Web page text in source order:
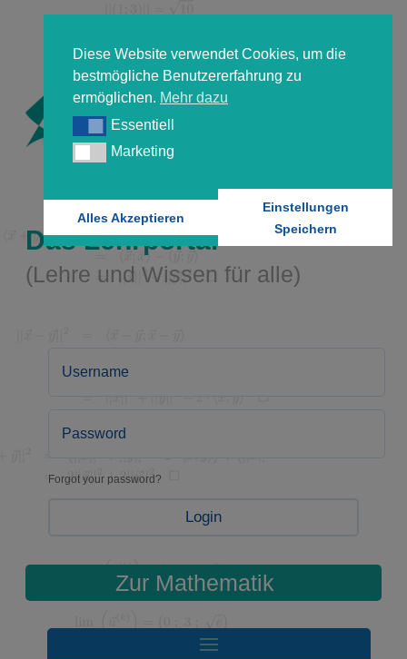
Diese Website verwendet Cookies, um die
bestmögliche Benutzererfahrung zu
ermöglichen. Mehr dazu
EssentiellEssentiell
MarketingMarketing
Alles Akzeptieren
Einstellungen
Speichern
Das Lehrportal
(Lehre und Wissen für alle)
Forgot your password?
Login
Zur Mathematik